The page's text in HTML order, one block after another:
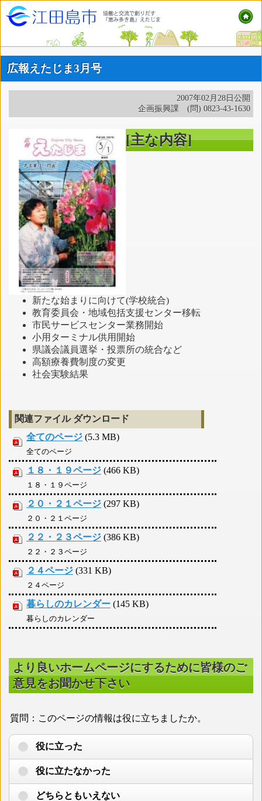
広報えたじま3月号
2007年02月28日公開
企画振興課 (問) 0823-43-1630
[主な内容]
新たな始まりに向けて(学校統合)
教育委員会・地域包括支援センター移転
市民サービスセンター業務開始
小用 ターミナル供用開始
県議会議員選挙・投票所の統合など
高額療養費制度の変更
社会実験結果
関連ファイル ダウンロード
全てのページ (5.3 MB)
全てのページ
１８・１９ページ (466 KB)
１８・１９ページ
２０・２１ページ (297 KB)
２０・２１ページ
２２・２３ページ (386 KB)
２２・２３ページ
２４ページ (331 KB)
２４ページ
暮らしのカレンダー (145 KB)
暮らしのカレンダー
より良いホームページにするために皆様のご
意見をお聞かせ下さい
質問：このページの情報は役に立ちましたか。
役に立った
役に立たなかった
どちらともいえない